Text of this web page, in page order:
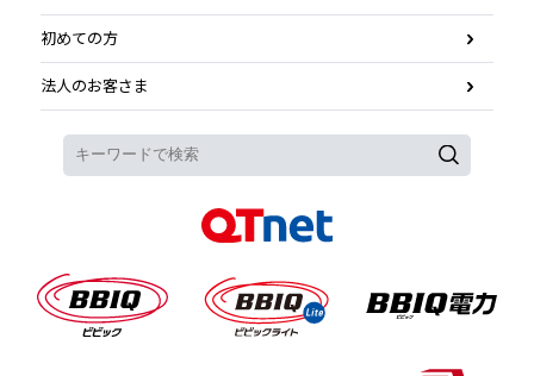
初めての方
法人のお客さま